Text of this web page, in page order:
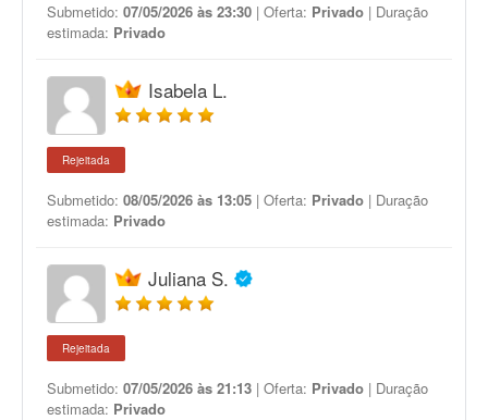
Submetido: 07/05/2026 às 23:30 | Oferta: Privado | Duração
estimada: Privado
Isabela L.
Rejeitada
Submetido: 08/05/2026 às 13:05 | Oferta: Privado | Duração
estimada: Privado
Juliana S.
Rejeitada
Submetido: 07/05/2026 às 21:13 | Oferta: Privado | Duração
estimada: Privado